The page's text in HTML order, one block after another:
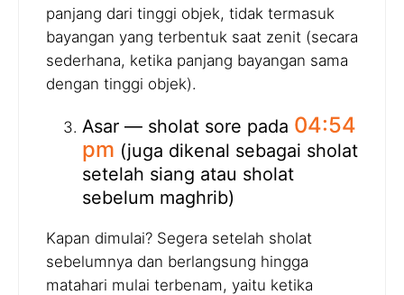
panjang dari tinggi objek, tidak termasuk
bayangan yang terbentuk saat zenit (secara
sederhana, ketika panjang bayangan sama
dengan tinggi objek).
Asar — sholat sore pada 04:54
pm (juga dikenal sebagai sholat
setelah siang atau sholat
sebelum maghrib)
Kapan dimulai? Segera setelah sholat
sebelumnya dan berlangsung hingga
matahari mulai terbenam, yaitu ketika